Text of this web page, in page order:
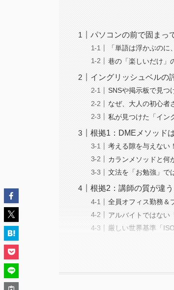
パソコンの前で固まっ
「単語は浮かぶの
巷の「楽しいだけ」
イングリッシュベルの
SNSや掲示板で見つ
なぜ、大人の初心者
私が見つけた「イン
根拠1：DMEメソッド
考える隙を与えない
カランメソッドと何
文法を「お勉強」で
根拠2：講師の質が違
全員オフィス勤務＆
アルバイトではない
厳しい世界基準「